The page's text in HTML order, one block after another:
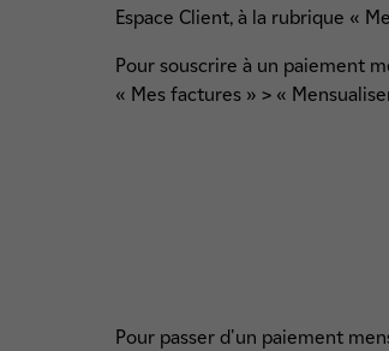
Espace Client, à la rubrique «
Pour souscrire à un paiement
« Mes factures » > «
Pour passer d'un paiement